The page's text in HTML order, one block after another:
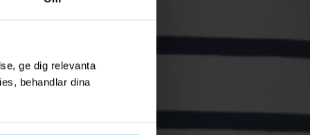
ge dig relevanta
behandlar dina